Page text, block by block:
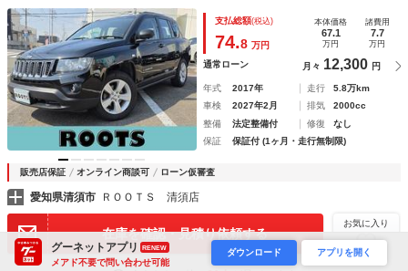
済（２０２６年８月） 禁煙車 バックカメラ ＥＴＣ キー
レス 純正アルミ ルーフレール クルーズコントロール ７
５台限定車
支払総額(税込)
74.8 万円
本体価格
67.1
万円
諸費用
7.7
万円
通常ローン 月々 12,300 円
年式 2017年 走行
5.8万km
車検
2027年2月 排気
2000cc
整備
法定整備付 修復
なし
保証
保証付 (1ヶ月・走行無制限)
販売店保証 オンライン商談可 ローン仮審査
愛知県清須市 ＲＯＯＴＳ 清須店
在庫を確認・見積り依頼する
お気に入り
グーネットアプリ RENEW
メアド不要で問い合わせ可能
ダウンロード アプリを開く